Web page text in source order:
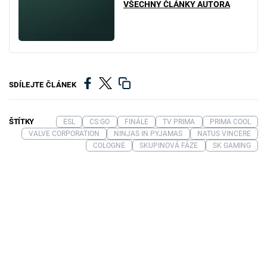
VŠECHNY ČLÁNKY AUTORA
SDÍLEJTE ČLÁNEK
ŠTÍTKY ESL CS:GO FINÁLE TV PRIMA
PRIMA COOL
VALVE CORPORATION
NINJAS IN PYJAMAS
NATUS VINCERE
COLOGNE
SKUPINOVÁ FÁZE SK GAMING